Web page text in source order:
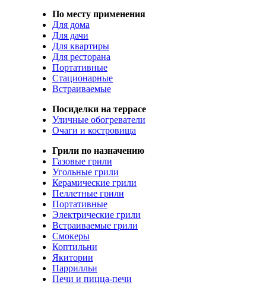
По месту применения
Для дома
Для дачи
Для квартиры
Для ресторана
Портативные
Стационарные
Встраиваемые
Посиделки на террасе
Уличные обогреватели
Очаги и костровища
Грили по назначению
Газовые грили
Угольные грили
Керамические грили
Пеллетные грили
Портативные
Электрические грили
Встраиваемые грили
Смокеры
Коптильни
Якитории
Паррилльи
Печи и пицца-печи